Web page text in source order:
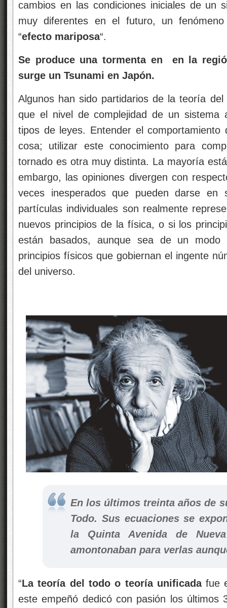
cambios en las condiciones iniciales de un
muy diferentes en el futuro, un
“efecto mariposa“.
Se produce una tormenta en en la
surge un Tsunami en Japón.
Algunos han sido partidarios de la teoría
que el nivel de complejidad de un sistema
tipos de leyes. Entender el
cosa; utilizar este conocimiento para
tornado es otra muy distinta. La mayoría
embargo, las opiniones divergen con
veces inesperados que pueden darse en
partículas individuales son realmente
nuevos principios de la física, o si los
están basados, aunque sea de un modo
principios físicos que gobiernan el ingente
del universo.
En los últimos treinta años de
Todo. Sus ecuaciones se
la Quinta Avenida de
amontonaban para verlas
“La teoría del todo o teoría unificadafue
este empeñó dedicó con pasión los